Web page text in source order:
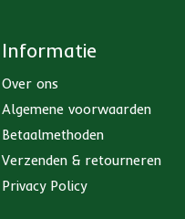
Informatie
Over ons
Algemene voorwaarden
Betaalmethoden
Verzenden & retourneren
Privacy Policy